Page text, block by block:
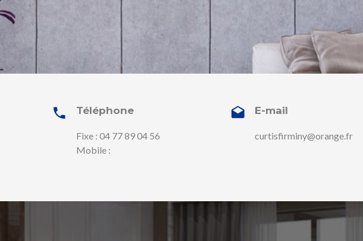
Téléphone
Fixe : 04 77 89 04 56
Mobile :
E-mail
curtisfirminy@orange.fr